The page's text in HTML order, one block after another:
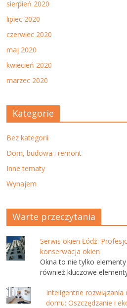
sierpień 2020
lipiec 2020
czerwiec 2020
maj 2020
kwiecień 2020
marzec 2020
Kategorie
Bez kategorii
Dom, budowa i remont
Inne tematy
Wynajem
Warte przeczytania
Serwis okien Łódź:
konserwacja okien
Okna to nie tylko
również kluczowe
Inteligentne rozwiązania
domu: Oszczędzanie i